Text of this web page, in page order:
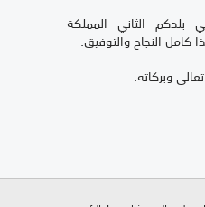
الثاني المملكة
كامل النجاح والتوفيق.
وبركاته.